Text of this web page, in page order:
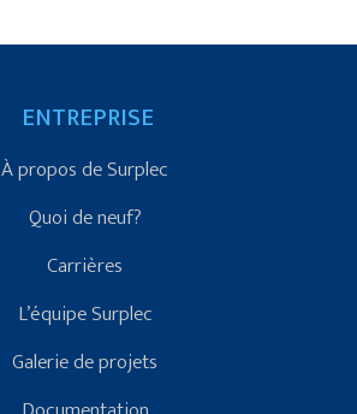
ENTREPRISE
À propos de Surplec
Quoi de neuf?
Carrières
L’équipe Surplec
Galerie de projets